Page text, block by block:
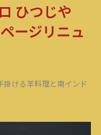
ひつじや
ージリニュ
掛ける羊料理と南インド